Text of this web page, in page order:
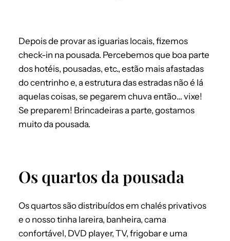
Depois de provar as iguarias locais, fizemos
check-in na pousada. Percebemos que boa parte
dos hotéis, pousadas, etc., estão mais afastadas
do centrinho e, a estrutura das estradas não é lá
aquelas coisas, se pegarem chuva então… vixe!
Se preparem! Brincadeiras a parte, gostamos
muito da pousada.
Os quartos da pousada
Os quartos são distribuídos em chalés privativos
e o nosso tinha lareira, banheira, cama
confortável, DVD player, TV, frigobar e uma